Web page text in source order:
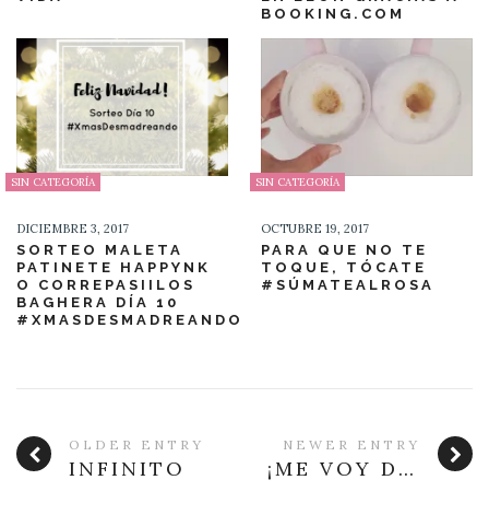
BOOKING.COM
SIN CATEGORÍA
DICIEMBRE 3, 2017
SORTEO MALETA
PATINETE HAPPYNK
O CORREPASIILOS
BAGHERA DÍA 10
#XMASDESMADREANDO
SIN CATEGORÍA
OCTUBRE 19, 2017
PARA QUE NO TE
TOQUE, TÓCATE
#SÚMATEALROSA
OLDER ENTRY
INFINITO
NEWER ENTRY
¡ME VOY DE CASA!